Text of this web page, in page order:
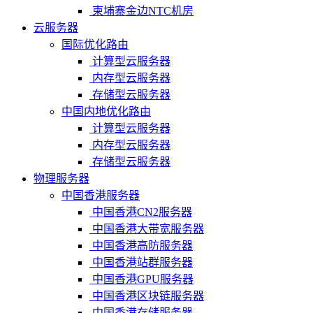
柬埔寨金边NTC机房
云服务器
国际优化路由
计算型云服务器
内存型云服务器
存储型云服务器
中国内地优化路由
计算型云服务器
内存型云服务器
存储型云服务器
物理服务器
中国香港服务器
中国香港CN2服务器
中国香港大带宽服务器
中国香港高防服务器
中国香港站群服务器
中国香港GPU服务器
中国香港区块链服务器